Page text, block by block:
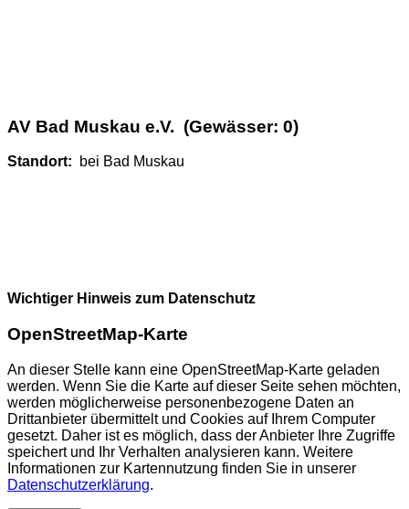
AV Bad Muskau e.V. (Gewässer: 0)
Standort: bei Bad Muskau
Wichtiger Hinweis zum Datenschutz
OpenStreetMap-Karte
An dieser Stelle kann eine OpenStreetMap-Karte geladen
werden. Wenn Sie die Karte auf dieser Seite sehen möchten,
werden möglicherweise personenbezogene Daten an
Drittanbieter übermittelt und Cookies auf Ihrem Computer
gesetzt. Daher ist es möglich, dass der Anbieter Ihre Zugriffe
speichert und Ihr Verhalten analysieren kann. Weitere
Informationen zur Kartennutzung finden Sie in unserer
Datenschutzerklärung.